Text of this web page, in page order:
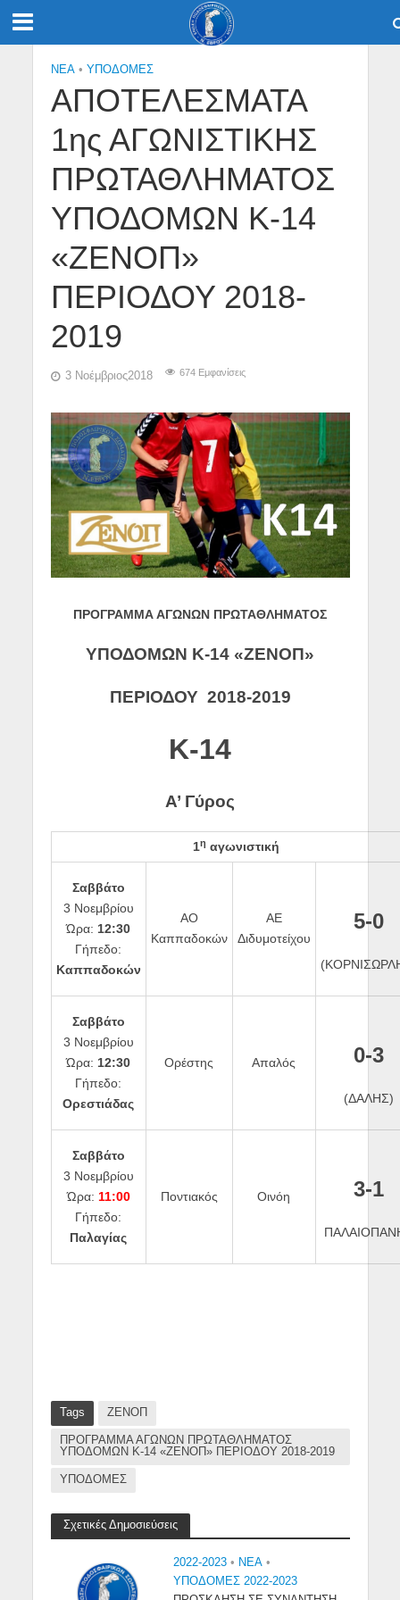
NEA • ΥΠΟΔΟΜΈΣ
ΑΠΟΤΕΛΕΣΜΑΤΑ
1ης ΑΓΩΝΙΣΤΙΚΗΣ
ΠΡΩΤΑΘΛΗΜΑΤΟΣ
ΥΠΟΔΟΜΩΝ Κ-14
«ΖΕΝΟΠ»
ΠΕΡΙΟΔΟΥ 2018-
2019
3 Νοέμβριος2018 674 Εμφανίσεις
ΠΡΟΓΡΑΜΜΑ ΑΓΩΝΩΝ ΠΡΩΤΑΘΛΗΜΑΤΟΣ
ΥΠΟΔΟΜΩΝ Κ-14 «ΖΕΝΟΠ»
ΠΕΡΙΟΔΟΥ 2018-2019
Κ-14
Α’ Γύρος
1η αγωνιστική
Σαββάτο
3 Νοεμβρίου
Ώρα: 12:30
Γήπεδο:
Καππαδοκών
ΑΟ
Καππαδοκών
ΑΕ
Διδυμοτείχου
5-0
Σαββάτο
3 Νοεμβρίου
Ώρα: 12:30
Γήπεδο:
Ορεστιάδας
Ορέστης Απαλός 0-3
(ΔΑΛΗΣ)
Σαββάτο
3 Νοεμβρίου
Ώρα: 11:00
Γήπεδο:
Παλαγίας
Ποντιακός Οινόη 3-1
Tags ΖΕΝΟΠ
ΠΡΟΓΡΑΜΜΑ ΑΓΩΝΩΝ ΠΡΩΤΑΘΛΗΜΑΤΟΣ
ΥΠΟΔΟΜΩΝ Κ-14 «ΖΕΝΟΠ» ΠΕΡΙΟΔΟΥ 2018-2019
ΥΠΟΔΟΜΕΣ
Σχετικές Δημοσιεύσεις
2022-2023 • NEA •
ΥΠΟΔΟΜΕΣ 2022-2023